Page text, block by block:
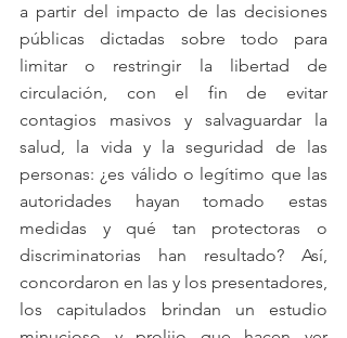
a partir del impacto de las decisiones
públicas dictadas sobre todo para
limitar o restringir la libertad de
circulación, con el fin de evitar
contagios masivos y salvaguardar la
salud, la vida y la seguridad de las
personas: ¿es válido o legítimo que las
autoridades hayan tomado estas
medidas y qué tan protectoras o
discriminatorias han resultado? Así,
concordaron en las y los presentadores,
los capitulados brindan un estudio